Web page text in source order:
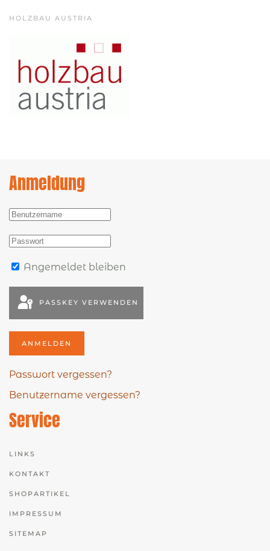
HOLZBAU AUSTRIA
Anmeldung
Angemeldet bleiben
PASSKEY VERWENDEN
ANMELDEN
Passwort vergessen?
Benutzername vergessen?
Service
LINKS
KONTAKT
SHOPARTIKEL
IMPRESSUM
SITEMAP